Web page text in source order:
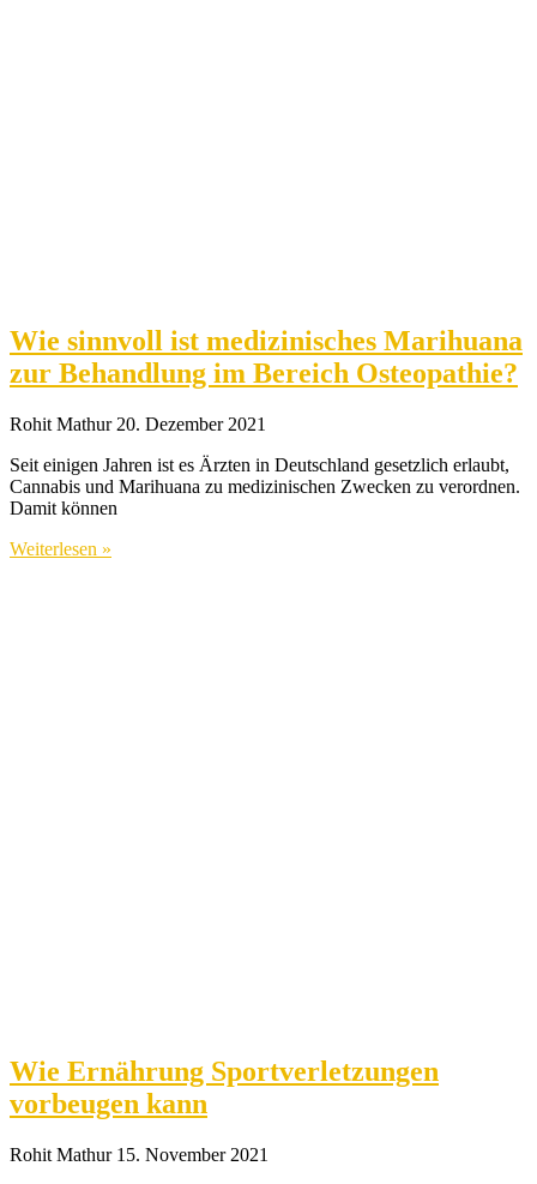
Wie sinnvoll ist medizinisches Marihuana
zur Behandlung im Bereich Osteopathie?
Rohit Mathur 20. Dezember 2021
Seit einigen Jahren ist es Ärzten in Deutschland gesetzlich erlaubt,
Cannabis und Marihuana zu medizinischen Zwecken zu verordnen.
Damit können
Weiterlesen »
Wie Ernährung Sportverletzungen
vorbeugen kann
Rohit Mathur 15. November 2021